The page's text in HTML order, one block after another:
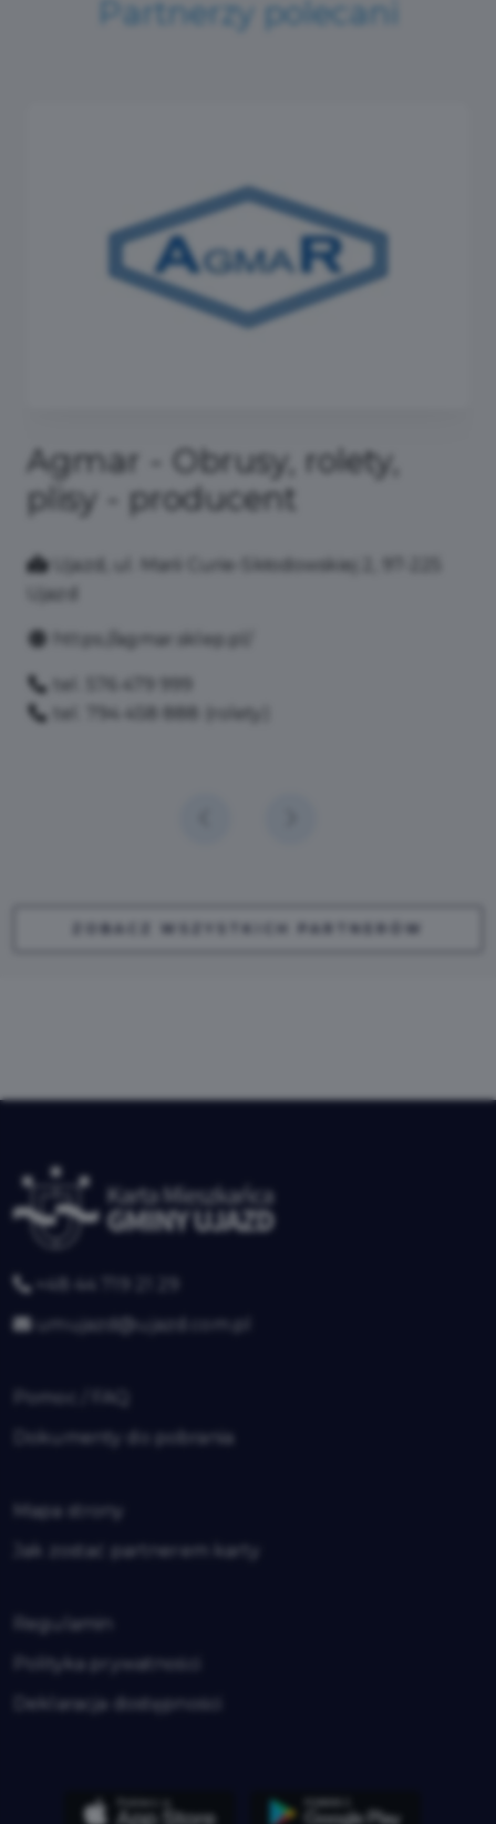
Partnerzy polecani
Akademia Sportu w
Niewiadowie
Osiedle Niewiadów 42, 97-225 Ujazd
+48 44 719 21 29
umujazd@ujazd.com.pl
Dokumenty do pobrania
Mapa strony
Jak zostać partnerem karty
Regulamin
Polityka prywatności
Deklaracja dostępności